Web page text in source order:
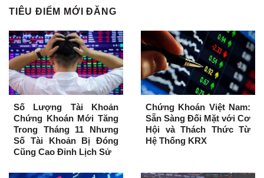
TIÊU ĐIỂM MỚI ĐĂNG
Số Lượng Tài Khoản
Chứng Khoán Mới Tăng
Trong Tháng 11 Nhưng
Số Tài Khoản Bị Đóng
Cũng Cao Đỉnh Lịch Sử
Chứng Khoán Việt Nam:
Sẵn Sàng Đối Mặt với Cơ
Hội và Thách Thức Từ
Hệ Thống KRX